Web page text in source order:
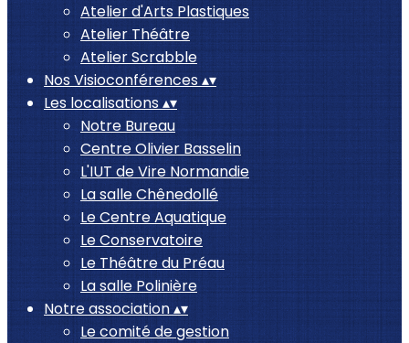
Atelier d'Arts Plastiques
Atelier Théâtre
Atelier Scrabble
Nos Visioconférences ▴▾
Les localisations▴▾
Notre Bureau
Centre Olivier Basselin
L'IUT de Vire Normandie
La salle Chênedollé
Le Centre Aquatique
Le Conservatoire
Le Théâtre du Préau
La salle Polinière
Notre association▴▾
Le comité de gestion